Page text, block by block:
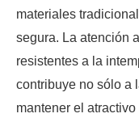
materiales
segura. La atención
resistentes a la
contribuye no sólo a
mantener el